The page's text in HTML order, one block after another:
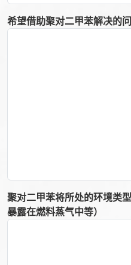
希望借助聚对二甲苯解决的
聚对二甲苯将所处的环境类
暴露在燃料蒸气中等）